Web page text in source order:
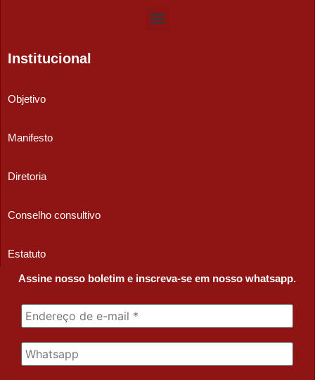
Institucional
Objetivo
Manifesto
Diretoria
Conselho consultivo
Estatuto
Assine nosso boletim e inscreva-se em nosso whatsapp.